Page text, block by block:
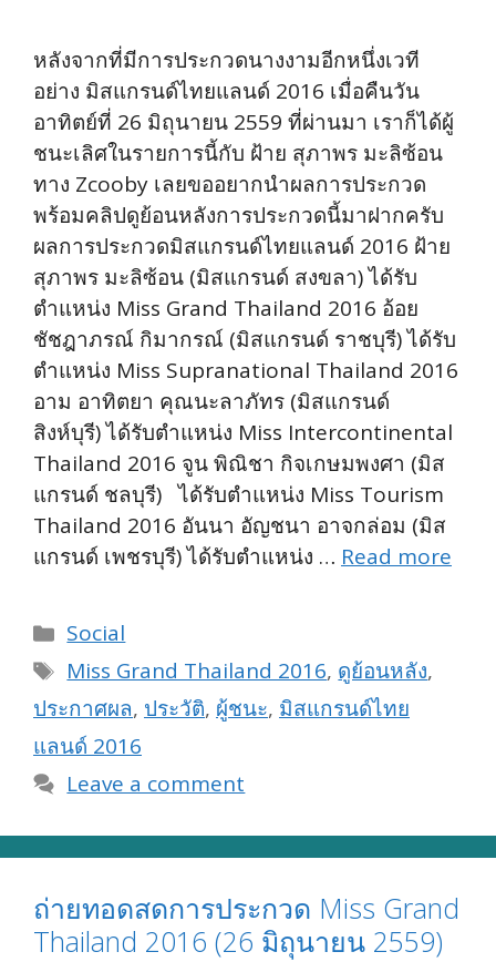
หลังจากที่มีการประกวดนางงามอีกหนึ่งเวที
อย่าง มิสแกรนด์ไทยแลนด์ 2016 เมื่อคืนวัน
อาทิตย์ที่ 26 มิถุนายน 2559 ที่ผ่านมา เราก็ได้ผู้
ชนะเลิศในรายการนี้กับ ฝ้าย สุภาพร มะลิซ้อน
ทาง Zcooby เลยขออยากนำผลการประกวด
พร้อมคลิปดูย้อนหลังการประกวดนี้มาฝากครับ
ผลการประกวดมิสแกรนด์ไทยแลนด์ 2016 ฝ้าย
สุภาพร มะลิซ้อน (มิสแกรนด์ สงขลา) ได้รับ
ตำแหน่ง Miss Grand Thailand 2016 อ้อย
ชัชฎาภรณ์ กิมากรณ์ (มิสแกรนด์ ราชบุรี) ได้รับ
ตำแหน่ง Miss Supranational Thailand 2016
อาม อาทิตยา คุณนะลาภัทร (มิสแกรนด์
สิงห์บุรี) ได้รับตำแหน่ง Miss Intercontinental
Thailand 2016 จูน พิณิชา กิจเกษมพงศา (มิส
แกรนด์ ชลบุรี) ได้รับตำแหน่ง Miss Tourism
Thailand 2016 อันนา อัญชนา อาจกล่อม (มิส
แกรนด์ เพชรบุรี) ได้รับตำแหน่ง … Read more
Categories
Social
Tags
Miss Grand Thailand 2016, ดูย้อนหลัง,
ประกาศผล, ประวัติ, ผู้ชนะ, มิสแกรนด์ไทย
แลนด์ 2016
Leave a comment
ถ่ายทอดสดการประกวด Miss Grand
Thailand 2016 (26 มิถุนายน 2559)